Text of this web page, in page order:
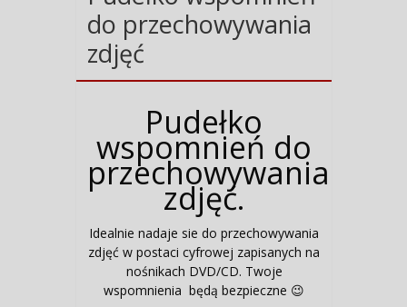
do przechowywania
zdjęć
Pudełko
wspomnień do
przechowywania
zdjęć.
Idealnie nadaje sie do przechowywania
zdjęć w postaci cyfrowej zapisanych na
nośnikach DVD/CD. Twoje
wspomnienia będą bezpieczne 😉